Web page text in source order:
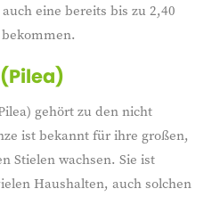
eine bereits bis zu 2,40
gehört zu den nicht
ist bekannt für ihre großen,
Stielen wachsen. Sie ist
Haushalten, auch solchen